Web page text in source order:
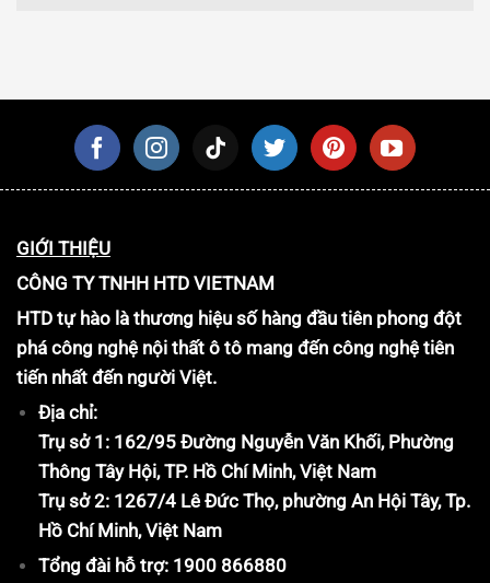
GIỚI THIỆU
CÔNG TY TNHH HTD VIETNAM
HTD tự hào là thương hiệu số hàng đầu tiên phong đột
phá công nghệ nội thất ô tô mang đến công nghệ tiên
tiến nhất đến người Việt.
Địa chỉ:
Trụ sở 1: 162/95 Đường Nguyễn Văn Khối, Phường
Thông Tây Hội, TP. Hồ Chí Minh, Việt Nam
Trụ sở 2: 1267/4 Lê Đức Thọ, phường An Hội Tây, Tp.
Hồ Chí Minh, Việt Nam
Tổng đài hỗ trợ: 1900 866880